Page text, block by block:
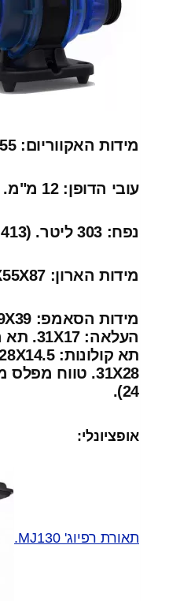
מידות האקווריום: 120X55X55.
עובי הדופן: 12 מ"מ.
נפח: 303 ליטר. (413 כולל סאמפ).
מידות הארון: 120X55X87.
24).
אופציונלי:
תאורת רפיוג' MJ130.